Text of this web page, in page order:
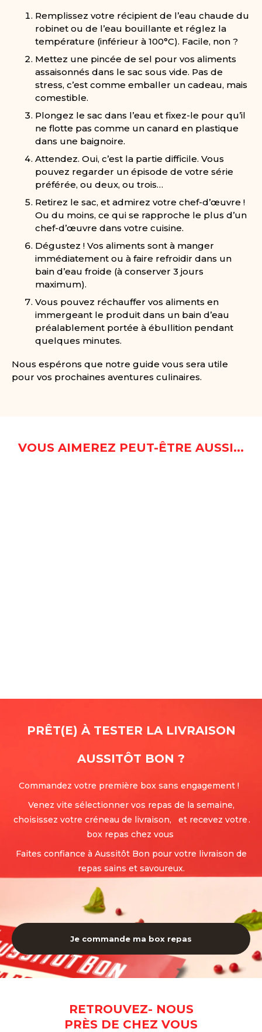
Remplissez votre récipient de l’eau chaude du
robinet ou de l’eau bouillante et réglez la
température (inférieur à 100°C). Facile, non ?
Mettez une pincée de sel pour vos aliments
assaisonnés dans le sac sous vide. Pas de
stress, c’est comme emballer un cadeau, mais
comestible.
Plongez le sac dans l’eau et fixez-le pour qu’il
ne flotte pas comme un canard en plastique
dans une baignoire.
Attendez. Oui, c’est la partie difficile. Vous
pouvez regarder un épisode de votre série
préférée, ou deux, ou trois…
Retirez le sac, et admirez votre chef-d’œuvre !
Ou du moins, ce qui se rapproche le plus d’un
chef-d’œuvre dans votre cuisine.
Dégustez ! Vos aliments sont à manger
immédiatement ou à faire refroidir dans un
bain d’eau froide (à conserver 3 jours
maximum).
Vous pouvez réchauffer vos aliments en
immergeant le produit dans un bain d’eau
préalablement portée à ébullition pendant
quelques minutes.
Nous espérons que notre guide vous sera utile
pour vos prochaines aventures culinaires.
VOUS AIMEREZ PEUT-ÊTRE AUSSI...
PRÊT(E) À TESTER LA LIVRAISON
AUSSITÔT BON ?
Commandez votre première box sans engagement !
Venez vite sélectionner vos repas de la semaine,
choisissez votre créneau de livraison, et recevez votre
box repas chez vous
.
Faites confiance à Aussitôt Bon pour votre livraison de
repas sains et savoureux.
Je commande ma box repas
RETROUVEZ- NOUS
PRÈS DE CHEZ VOUS